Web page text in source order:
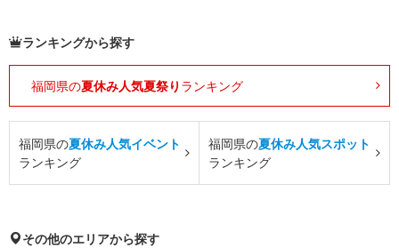
ランキングから探す
福岡県の夏休み人気夏祭り ランキング
福岡県の夏休み人気イベント
ランキング
福岡県の夏休み人気スポット
ランキング
その他のエリアから探す